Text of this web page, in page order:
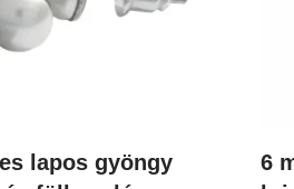
lapos gyöngy
6